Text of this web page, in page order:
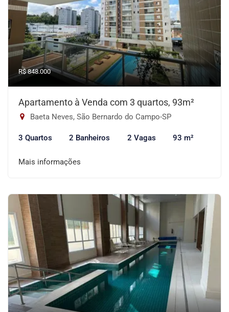
R$ 848.000
Apartamento à Venda com 3 quartos, 93m²
Baeta Neves, São Bernardo do Campo-SP
3 Quartos 2 Banheiros 2 Vagas 93 m²
Mais informações